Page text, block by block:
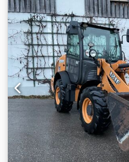
tracción total * Calefacción
fabricación: 2016 * Número
(VIN):
Potencia: 190 kW * Peso
21600 kg * Horas de uso:
Precio bajo consulta *
no es vinculante.